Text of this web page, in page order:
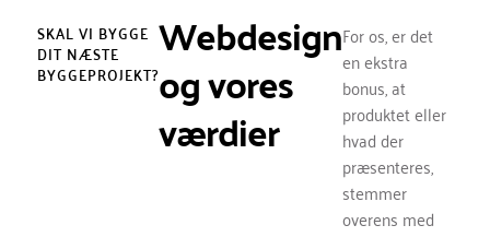
SKAL VI BYGGE
DIT NÆSTE
BYGGEPROJEKT?
Webdesign
og vores
værdier
For os, er det
en ekstra
bonus, at
produktet eller
hvad der
præsenteres,
stemmer
overens med